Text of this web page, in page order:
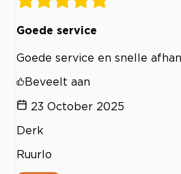
Goede service
Goede service en snelle
Beveelt aan
23 October 2025
Derk
Ruurlo